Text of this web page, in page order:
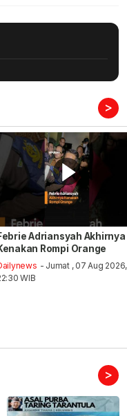
>
Adriansyah Akhirnya
Rompi Orange
- Jumat , 07 Aug 2026,
WIB
>